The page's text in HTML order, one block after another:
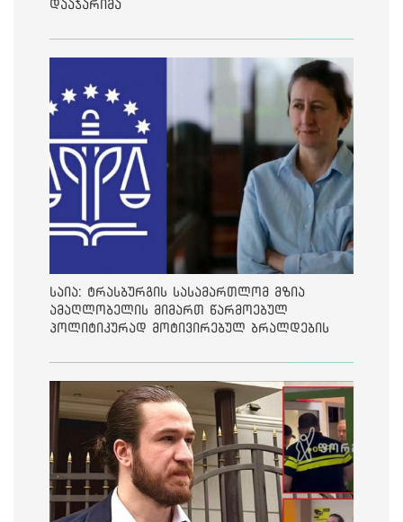
დააჯარიმა
საია: ტრასბურგის სასამართლომ მზია
ამაღლობელის მიმართ წარმოებულ
პოლიტიკურად მოტივირებულ ბრალდების